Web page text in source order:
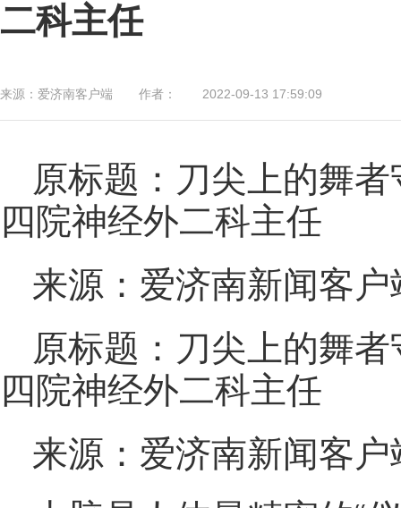
二科主任
来源： 爱济南客户端 作者： 2022-09-13 17:59:09
原标题：刀尖上的舞
四院神经外二科主任
来源：爱济南新闻客户
原标题：刀尖上的舞
四院神经外二科主任
来源：爱济南新闻客户